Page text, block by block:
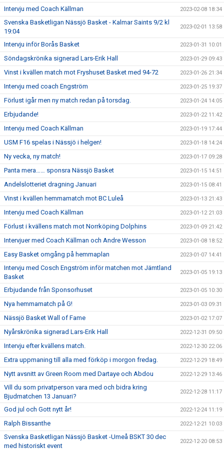
Intervju med Coach Källman 2023-02-08 18:34
Svenska Basketligan Nässjö Basket - Kalmar Saints 9/2 kl
19:04
2023-02-01 13:58
Intervju inför Borås Basket 2023-01-31 10:01
Söndagskrönika signerad Lars-Erik Hall 2023-01-29 09:43
Vinst i kvällen match mot Fryshuset Basket med 94-72 2023-01-26 21:34
Intervju med coach Engström 2023-01-25 19:37
Förlust igår men ny match redan på torsdag. 2023-01-24 14:05
Erbjudande! 2023-01-22 11:42
Intervju med Coach Källman 2023-01-19 17:44
USM F16 spelas i Nässjö i helgen! 2023-01-18 14:24
Ny vecka, ny match! 2023-01-17 09:28
Panta mera…… sponsra Nässjö Basket 2023-01-15 14:51
Andelslotteriet dragning Januari 2023-01-15 08:41
Vinst i kvällen hemmamatch mot BC Luleå 2023-01-13 21:43
Intervju med Coach Källman 2023-01-12 21:03
Förlust i kvällens match mot Norrköping Dolphins 2023-01-09 21:42
Intervjuer med Coach Källman och Andre Wesson 2023-01-08 18:52
Easy Basket omgång på hemmaplan 2023-01-07 14:41
Intervju med Cosch Engström inför matchen mot Jämtland
Basket
2023-01-05 19:13
Erbjudande från Sponsorhuset 2023-01-05 10:30
Nya hemmamatch på G! 2023-01-03 09:31
Nässjö Basket Wall of Fame 2023-01-02 17:07
Nyårskrönika signerad Lars-Erik Hall 2022-12-31 09:50
Intervju efter kvällens match. 2022-12-30 22:06
Extra uppmaning till alla med förköp i morgon fredag. 2022-12-29 18:49
Nytt avsnitt av Green Room med Dartaye och Abdou 2022-12-29 13:46
Vill du som privatperson vara med och bidra kring
Bjudmatchen 13 Januari?
2022-12-28 11:17
God jul och Gott nytt år! 2022-12-24 11:19
Ralph Bissanthe 2022-12-21 10:03
Svenska Basketligan Nässjö Basket -Umeå BSKT 30 dec
med historiskt event
2022-12-20 08:53